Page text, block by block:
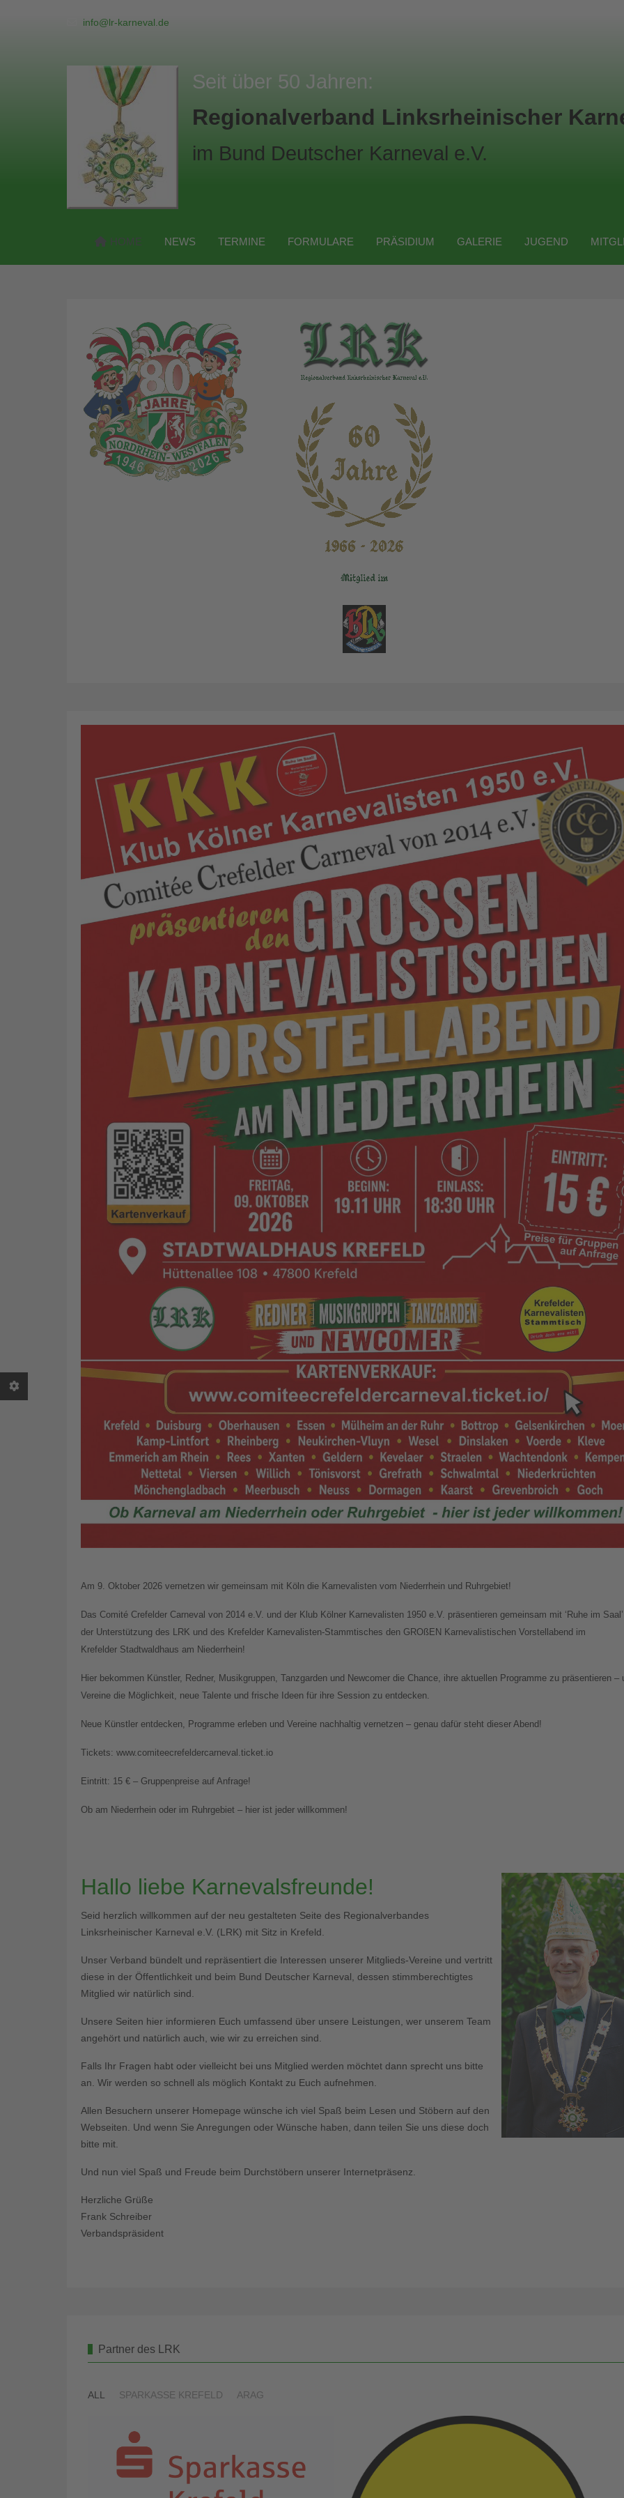
info@lr-karneval.de
Seit über 50 Jahren:
Regionalverband Linksrheinischer
im Bund Deutscher Karneval e.V.
HOME NEWS TERMINE FORMULARE PRÄSIDIUM GALERIE JUGEND
Am 9. Oktober 2026 vernetzen wir gemeinsam mit Köln die Karnevalisten vom Niederrhein und Ruhrgebiet!
Das Comité Crefelder Carneval von 2014 e.V. und der Klub Kölner Karnevalisten 1950 e.V. präsentieren gemeinsam mit ‘Ruhe im Saal’
der Unterstützung des LRK und des Krefelder Karnevalisten-Stammtisches den GROßEN Karnevalistischen Vorstellabend im
Krefelder Stadtwaldhaus am Niederrhein!
Hier bekommen Künstler, Redner, Musikgruppen, Tanzgarden und Newcomer die Chance, ihre aktuellen Programme zu präsentieren –
Vereine die Möglichkeit, neue Talente und frische Ideen für ihre Session zu entdecken.
Neue Künstler entdecken, Programme erleben und Vereine nachhaltig vernetzen – genau dafür steht dieser Abend!
Tickets: www.comiteecrefeldercarneval.ticket.io
Eintritt: 15 € – Gruppenpreise auf Anfrage!
Ob am Niederrhein oder im Ruhrgebiet – hier ist jeder willkommen!
Hallo liebe Karnevalsfreunde!
Seid herzlich willkommen auf der neu gestalteten Seite des Regionalverbandes
Linksrheinischer Karneval e.V. (LRK) mit Sitz in Krefeld.
Unser Verband bündelt und repräsentiert die Interessen unserer Mitglieds-Vereine und vertritt
diese in der Öffentlichkeit und beim Bund Deutscher Karneval, dessen stimmberechtigtes
Mitglied wir natürlich sind.
Unsere Seiten hier informieren Euch umfassend über unsere Leistungen, wer unserem Team
angehört und natürlich auch, wie wir zu erreichen sind.
Falls Ihr Fragen habt oder vielleicht bei uns Mitglied werden möchtet dann sprecht uns bitte
an. Wir werden so schnell als möglich Kontakt zu Euch aufnehmen.
Allen Besuchern unserer Homepage wünsche ich viel Spaß beim Lesen und Stöbern auf den
Webseiten. Und wenn Sie Anregungen oder Wünsche haben, dann teilen Sie uns diese doch
bitte mit.
Und nun viel Spaß und Freude beim Durchstöbern unserer Internetpräsenz.
Herzliche Grüße
Frank Schreiber
Verbandspräsident
Partner des LRK
ALL SPARKASSE KREFELD ARAG